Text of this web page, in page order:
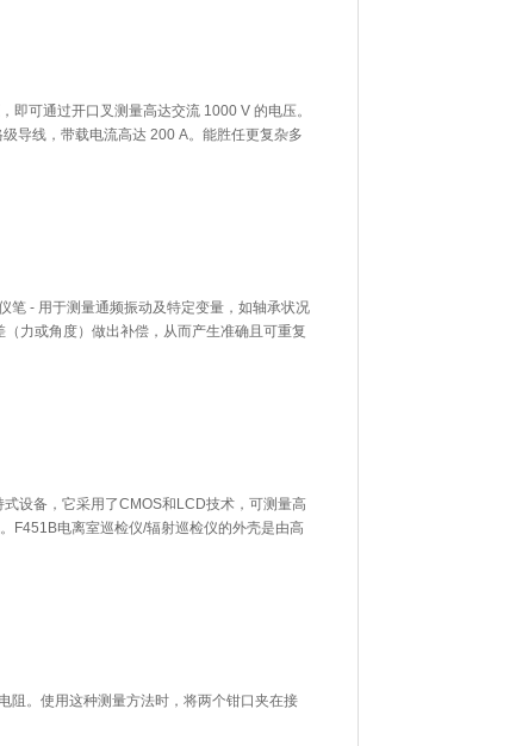
即可通过开口叉测量高达交流 1000 V 的电压。
导线，带载电流高达 200 A。能胜任更复杂多
笔 - 用于测量通频振动及特定变量，如轴承状况
力或角度）做出补偿，从而产生准确且可重复
设备，它采用了CMOS和LCD技术，可测量高
F451B电离室巡检仪/辐射巡检仪的外壳是由高
阻。使用这种测量方法时，将两个钳口夹在接